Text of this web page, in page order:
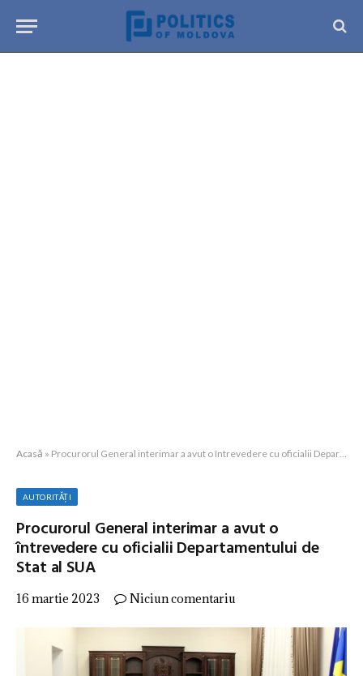
Acasă » Procurorul General interimar a avut o întrevedere cu oficialii Departamentului de Stat al SUA
AUTORITĂȚI
Procurorul General interimar a avut o
întrevedere cu oficialii Departamentului de
Stat al SUA
16 martie 2023 Niciun comentariu